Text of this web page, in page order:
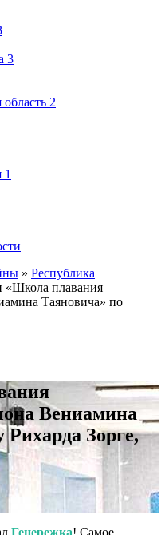
3
2
1
» Республика
«Школа плавания
Таяновича» по
Вениамина
Рихарда Зорге,
Генережка! Самое